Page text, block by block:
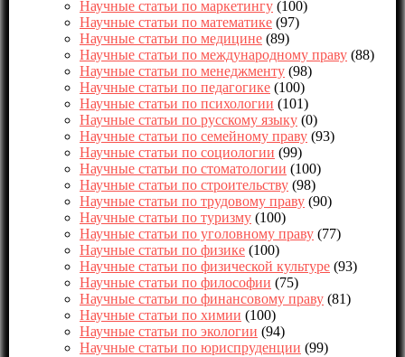
Научные статьи по маркетингу (100)
Научные статьи по математике (97)
Научные статьи по медицине (89)
Научные статьи по международному праву (88)
Научные статьи по менеджменту (98)
Научные статьи по педагогике (100)
Научные статьи по психологии (101)
Научные статьи по русскому языку (0)
Научные статьи по семейному праву (93)
Научные статьи по социологии (99)
Научные статьи по стоматологии (100)
Научные статьи по строительству (98)
Научные статьи по трудовому праву (90)
Научные статьи по туризму (100)
Научные статьи по уголовному праву (77)
Научные статьи по физике (100)
Научные статьи по физической культуре (93)
Научные статьи по философии (75)
Научные статьи по финансовому праву (81)
Научные статьи по химии (100)
Научные статьи по экологии (94)
Научные статьи по юриспруденции (99)